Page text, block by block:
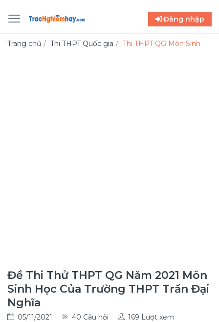
Đăng nhập
Trang chủ Thi THPT Quốc gia Thi THPT QG Môn Sinh
Đề Thi Thử THPT QG Năm 2021 Môn
Sinh Học Của Trường THPT Trần Đại
Nghĩa
05/11/2021 40 Câu hỏi
169 Lượt xem